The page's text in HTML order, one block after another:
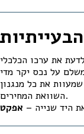
את כל מנגנון
השוואת המחירים.
היד שנייה –